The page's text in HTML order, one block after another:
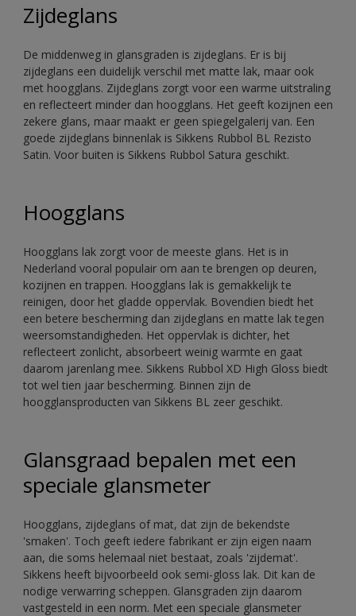
Zijdeglans
De middenweg in glansgraden is zijdeglans. Er is bij
zijdeglans een duidelijk verschil met matte lak, maar ook
met hoogglans. Zijdeglans zorgt voor een warme uitstraling
en reflecteert minder dan hoogglans. Het geeft kozijnen een
zekere glans, maar maakt er geen spiegelgalerij van. Een
goede zijdeglans binnenlak is Sikkens Rubbol BL Rezisto
Satin. Voor buiten is Sikkens Rubbol Satura geschikt.
Hoogglans
Hoogglans lak zorgt voor de meeste glans. Het is in
Nederland vooral populair om aan te brengen op deuren,
kozijnen en trappen. Hoogglans lak is gemakkelijk te
reinigen, door het gladde oppervlak. Bovendien biedt het
een betere bescherming dan zijdeglans en matte lak tegen
weersomstandigheden. Het oppervlak is dichter, het
reflecteert zonlicht, absorbeert weinig warmte en gaat
daarom jarenlang mee. Sikkens Rubbol XD High Gloss biedt
tot wel tien jaar bescherming. Binnen zijn de
hoogglansproducten van Sikkens BL zeer geschikt.
Glansgraad bepalen met een
speciale glansmeter
Hoogglans, zijdeglans of mat, dat zijn de bekendste
'smaken'. Toch geeft iedere fabrikant er zijn eigen naam
aan, die soms helemaal niet bestaat, zoals 'zijdemat'.
Sikkens heeft bijvoorbeeld ook semi-gloss lak. Dit kan de
nodige verwarring scheppen. Glansgraden zijn daarom
vastgesteld in een norm. Met een speciale glansmeter